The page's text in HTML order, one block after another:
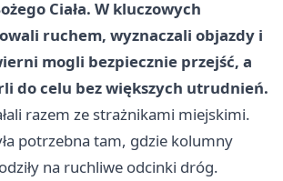
Ciała. W kluczowych
ruchem, wyznaczali objazdy i
mogli bezpiecznie przejść, a
do celu bez większych utrudnień.
razem ze strażnikami miejskimi.
potrzebna tam, gdzie kolumny
na ruchliwe odcinki dróg.